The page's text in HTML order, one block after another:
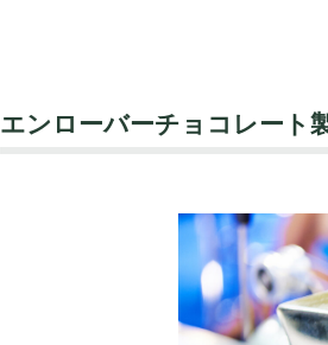
エンローバーチョコレート